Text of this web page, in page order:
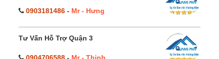
0903181486 - Mr - Hưng
Tư Vấn Hỗ Trợ Quận 3